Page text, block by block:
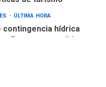
en territorio